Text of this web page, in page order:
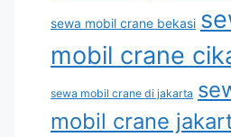
sewa mobil crane bekasi
mobil crane
sewa mobil crane di jakarta
mobil crane